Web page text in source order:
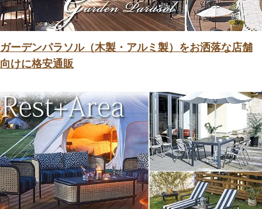
ガーデンパラソル（木製・アルミ製）をお洒落な店舗
向けに格安通販